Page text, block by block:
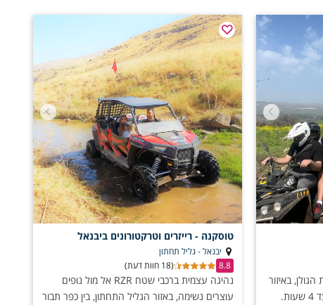
באיזור
הבניאס, החל מ-45 דקות נסיעה ועד 4 שעות.
טוסקנה - רייזרים וטרקטורונים ביבנאל
יבנאל - גליל תחתון
8.8
(18 חוות דעת)
נהיגה עצמית ברכבי שטח RZR אל מול נופים
עוצרים נשימה, באזור הגליל התחתון, בין כפר תבור